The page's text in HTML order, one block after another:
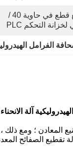
الفرامل
المعادن ؛ ومع ذلك ،
تقطيع الصفائح